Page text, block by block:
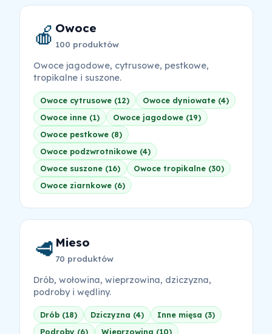
🍎 Owoce
100 produktów
Owoce jagodowe, cytrusowe, pestkowe,
tropikalne i suszone.
Owoce cytrusowe (12)
Owoce dyniowate (4)
Owoce inne (1)
Owoce jagodowe (19)
Owoce pestkowe (8)
Owoce podzwrotnikowe (4)
Owoce suszone (16)
Owoce tropikalne (30)
Owoce ziarnkowe (6)
🥩 Mieso
70 produktów
Drób, wołowina, wieprzowina, dziczyzna,
podroby i wędliny.
Drób (18) Dziczyzna (4)
Inne mięsa (3)
Podroby (6)
Wieprzowina (10)